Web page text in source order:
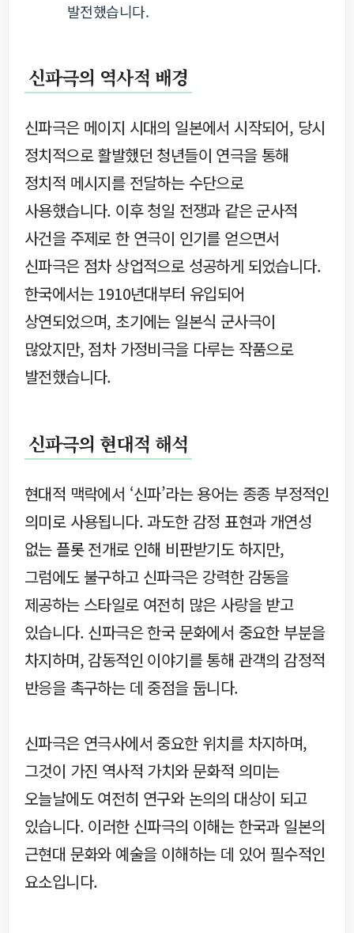
발전했습니다.
신파극의 역사적 배경
신파극은 메이지 시대의 일본에서 시작되어, 당시
정치적으로 활발했던 청년들이 연극을 통해
정치적 메시지를 전달하는 수단으로
사용했습니다. 이후 청일 전쟁과 같은 군사적
사건을 주제로 한 연극이 인기를 얻으면서
신파극은 점차 상업적으로 성공하게 되었습니다.
한국에서는 1910년대부터 유입되어
상연되었으며, 초기에는 일본식 군사극이
많았지만, 점차 가정비극을 다루는 작품으로
발전했습니다.
신파극의 현대적 해석
현대적 맥락에서 ‘신파’라는 용어는 종종 부정적인
의미로 사용됩니다. 과도한 감정 표현과 개연성
없는 플롯전개로 인해 비판받기도 하지만,
그럼에도 불구하고 신파극은 강력한 감동을
제공하는 스타일로 여전히 많은 사랑을 받고
있습니다. 신파극은 한국 문화에서 중요한 부분을
차지하며, 감동적인 이야기를 통해 관객의 감정적
반응을 촉구하는 데 중점을 둡니다.
신파극은 연극사에서 중요한 위치를 차지하며,
그것이 가진 역사적 가치와 문화적 의미는
오늘날에도 여전히 연구와 논의의 대상이 되고
있습니다. 이러한 신파극의 이해는 한국과 일본의
근현대 문화와 예술을 이해하는 데 있어 필수적인
요소입니다.